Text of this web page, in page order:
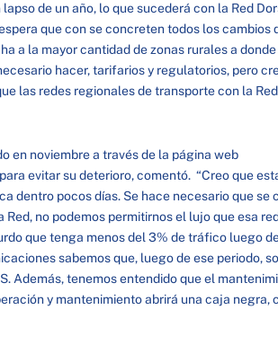
de un año, lo que sucederá con la Red
que con se concreten todos los cambios
a la mayor cantidad de zonas rurales a donde
hacer, tarifarios y regulatorios, pero
las redes regionales de transporte con la
en noviembre a través de la página web
evitar su deterioro, comentó. “Creo que
dentro pocos días. Se hace necesario que se
no podemos permitirnos el lujo que esa
que tenga menos del 3% de tráfico luego
sabemos que, luego de ese periodo,
Además, tenemos entendido que el
y mantenimiento abrirá una caja negra,